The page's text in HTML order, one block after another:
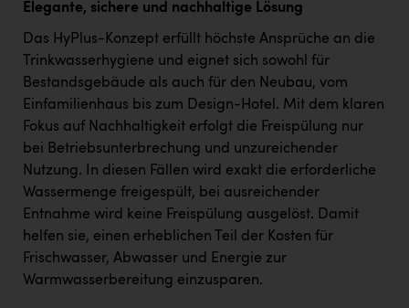
Elegante, sichere und nachhaltige Lösung
Das HyPlus-Konzept erfüllt höchste Ansprüche an die
Trinkwasserhygiene und eignet sich sowohl für
Bestandsgebäude als auch für den Neubau, vom
Einfamilienhaus bis zum Design-Hotel. Mit dem klaren
Fokus auf Nachhaltigkeit erfolgt die Freispülung nur
bei Betriebsunterbrechung und unzureichender
Nutzung. In diesen Fällen wird exakt die erforderliche
Wassermenge freigespült, bei ausreichender
Entnahme wird keine Freispülung ausgelöst. Damit
helfen sie, einen erheblichen Teil der Kosten für
Frischwasser, Abwasser und Energie zur
Warmwasserbereitung einzusparen.